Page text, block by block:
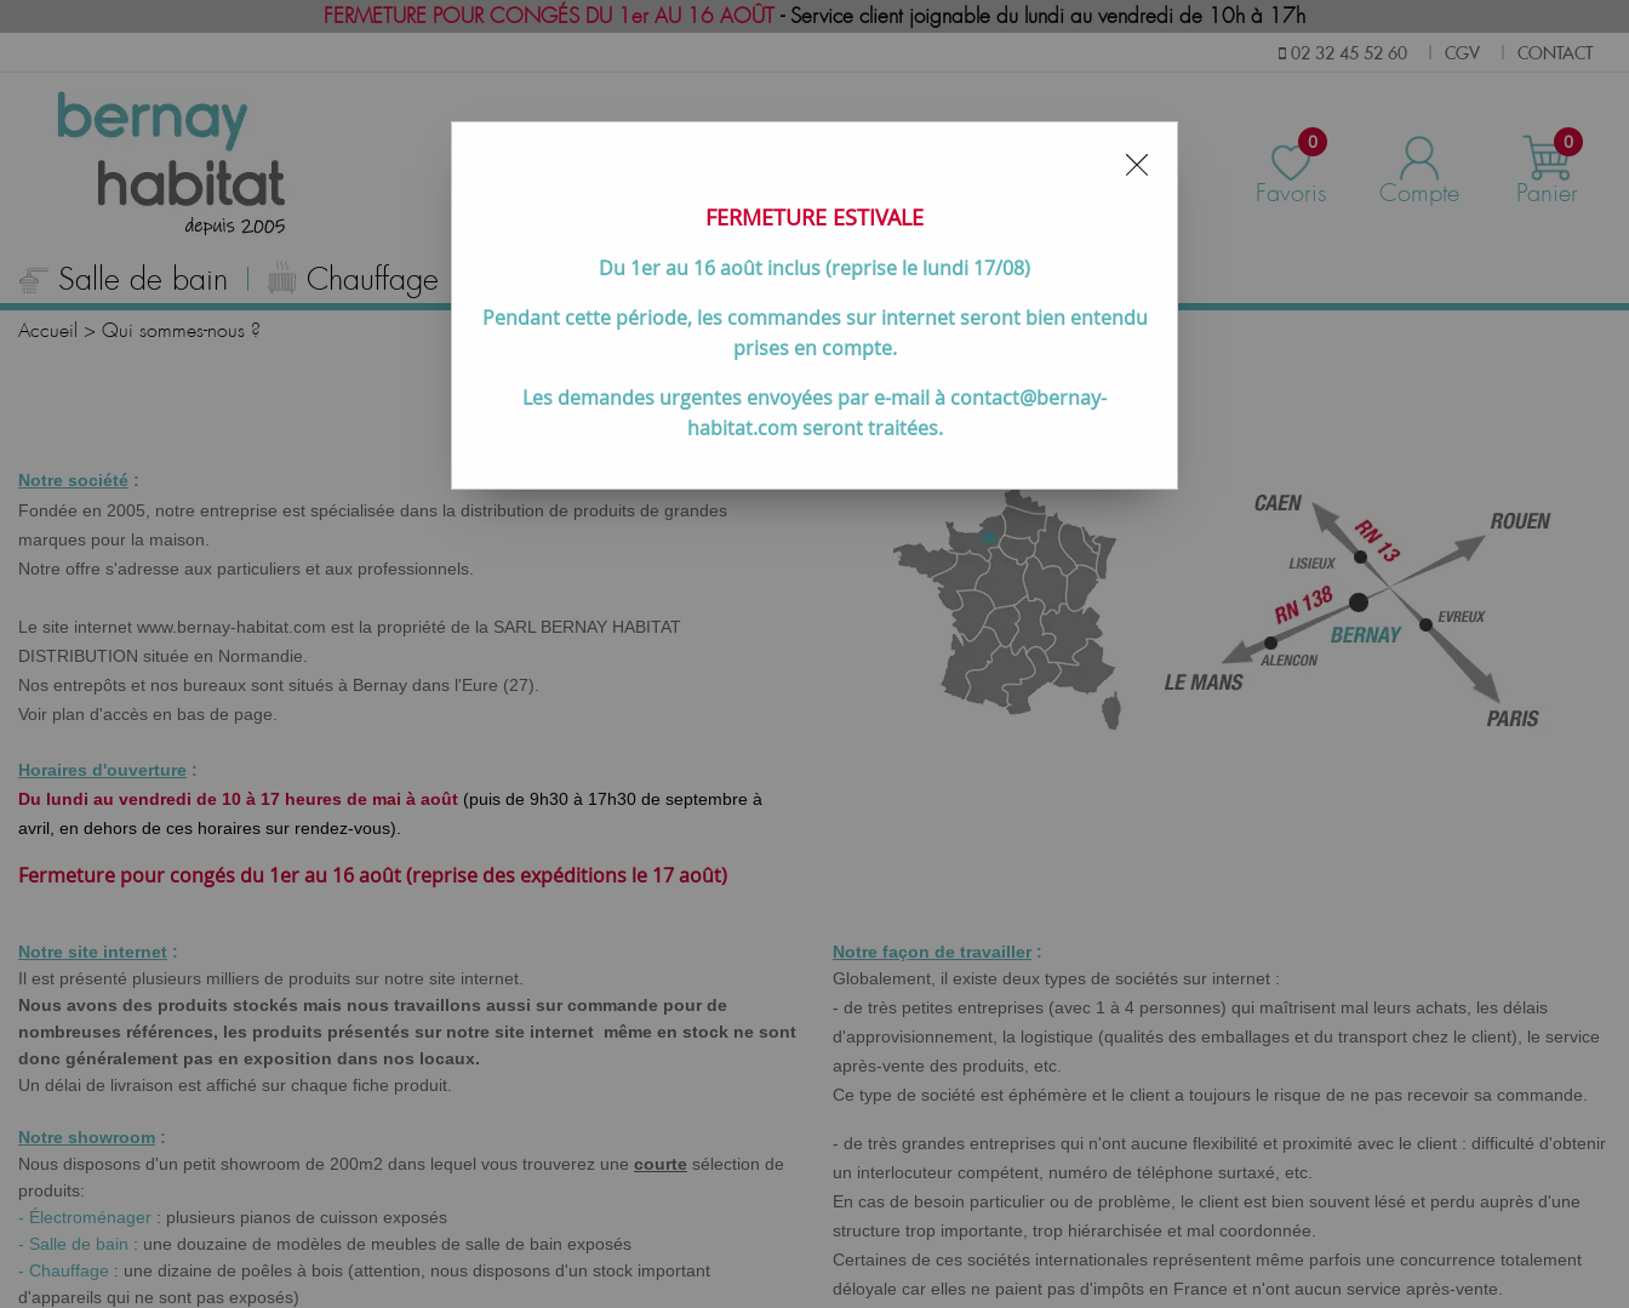
FERMETURE POUR CONGÉS DU 1er AU 16 AOÛT- Service client joignable du lundi au vendredi de 10h à 17h
02 32 45 52 60 CGV CONTACT
0
Favoris Compte
0
Panier
Salle de bain Chauffage Cuisson Meilleures ventes Contactez-nous
Accueil > Qui sommes-nous ?
Qui sommes-nous ?
Notre société :
Fondée en 2005, notre entreprise est spécialisée dans la distribution de produits de grandes
marques pour la maison.
Notre offre s'adresse aux particuliers et aux professionnels.
Le site internet www.bernay-habitat.com est la propriété de la SARL BERNAY HABITAT
DISTRIBUTION située en Normandie.
Nos entrepôts et nos bureaux sont situés à Bernay dans l'Eure (27).
Voir plan d'accès en bas de page.
Horaires d'ouverture :
Du lundi au vendredi de 10 à 17 heures de mai à août (puis de 9h30 à 17h30 de septembre à
avril, en dehors de ces horaires sur rendez-vous).
Fermeture pour congés du 1er au 16 août (reprise des expéditions le 17 août)
Notre site internet :
Il est présenté plusieurs milliers de produits sur notre site internet.
Nous avons des produits stockés mais nous travaillons aussi sur commande pour de
nombreuses références, les produits présentés sur notre site internet même en stock ne sont
donc généralement pas en exposition dans nos locaux.
Un délai de livraison est affiché sur chaque fiche produit.
Notre showroom :
Nous disposons d'un petit showroom de 200m2 dans lequel vous trouverez une courte sélection de
produits:
- Électroménager : plusieurs pianos de cuisson exposés
- Salle de bain : une douzaine de modèles de meubles de salle de bain exposés
- Chauffage : une dizaine de poêles à bois (attention, nous disposons d'un stock important
d'appareils qui ne sont pas exposés)
Notre façon de travailler :
Globalement, il existe deux types de sociétés sur internet :
- de très petites entreprises (avec 1 à 4 personnes) qui maîtrisent mal leurs achats, les délais
d'approvisionnement, la logistique (qualités des emballages et du transport chez le client), le service
après-vente des produits, etc.
Ce type de société est éphémère et le client a toujours le risque de ne pas recevoir sa commande.
- de très grandes entreprises qui n'ont aucune flexibilité et proximité avec le client : difficulté d'obtenir
un interlocuteur compétent, numéro de téléphone surtaxé, etc.
En cas de besoin particulier ou de problème, le client est bien souvent lésé et perdu auprès d'une
structure trop importante, trop hiérarchisée et mal coordonnée.
Certaines de ces sociétés internationales représentent même parfois une concurrence totalement
déloyale car elles ne paient pas d'impôts en France et n'ont aucun service après-vente.
FERMETURE ESTIVALE
Du 1er au 16 août inclus (reprise le lundi 17/08)
Pendant cette période, les commandes sur internet seront bien entendu
prises en compte.
Les demandes urgentes envoyées par e-mail à contact@bernay-
habitat.com seront traitées.